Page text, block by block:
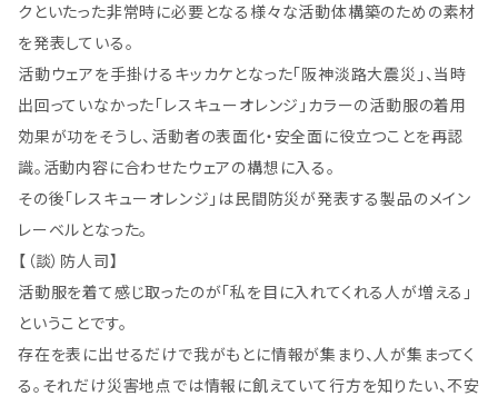
クといたった非常時に必要となる様々な活動体構築のための素材
を発表している。
活動ウェアを手掛けるキッカケとなった「阪神淡路大震災」、当時
出回っていなかった「レスキューオレンジ」カラーの活動服の着用
効果が功をそうし、活動者の表面化・安全面に役立つことを再認
識。活動内容に合わせたウェアの構想に入る。
その後「レスキューオレンジ」は民間防災が発表する製品のメイン
レーベルとなった。
【（談）防人司】
活動服を着て感じ取ったのが「私を目に入れてくれる人が増える」
ということです。
存在を表に出せるだけで我がもとに情報が集まり、人が集まってく
る。それだけ災害地点では情報に飢えていて行方を知りたい、不安